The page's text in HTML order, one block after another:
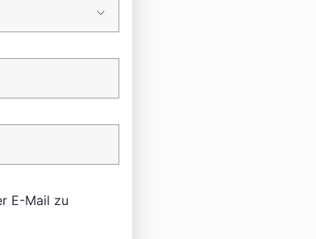
E-Mail zu